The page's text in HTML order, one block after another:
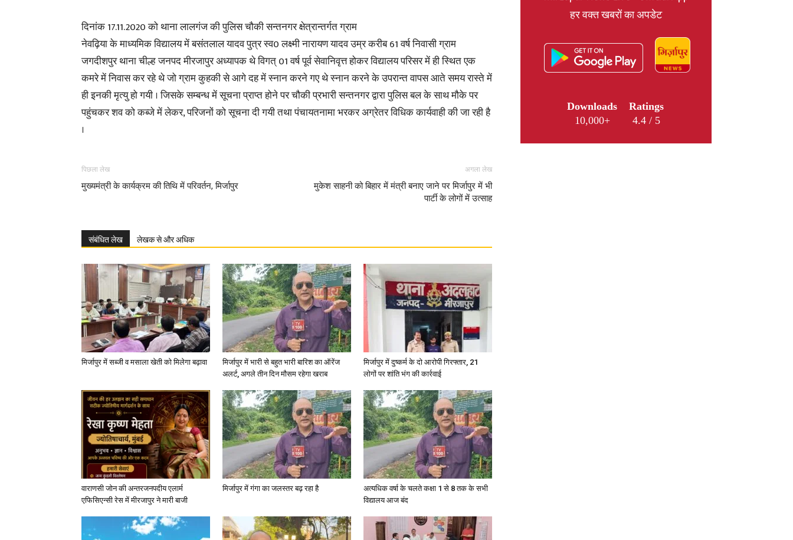
News,
in
Hindi,
Today
Hindi
दिनांक 17.11.2020 को थाना लालगंज की पुलिस चौकी सन्तनगर क्षेत्रान्तर्गत ग्राम
नेवढ़िया के माध्यमिक विद्यालय में बसंतलाल यादव पुत्र स्व0 लक्ष्मी नारायण यादव उम्र करीब 61 वर्ष निवासी ग्राम
जगदीशपुर थाना चील्ह जनपद मीरजापुर अध्यापक थे विगत् 01 वर्ष पूर्व सेवानिवृत्त होकर विद्यालय परिसर में ही स्थित एक
कमरे में निवास कर रहे थे जो ग्राम कुहकी से आगे दह में स्नान करने गए थे स्नान करने के उपरान्त वापस आते समय रास्ते में
ही इनकी मृत्यु हो गयी । जिसके सम्बन्ध में सूचना प्राप्त होने पर चौकी प्रभारी सन्तनगर द्वारा पुलिस बल के साथ मौके पर
पहुंचकर शव को कब्जे में लेकर, परिजनों को सूचना दी गयी तथा पंचायतनामा भरकर अग्रेतर विधिक कार्यवाही की जा रही है
।
पिछला लेख
मुख्यमंत्री के कार्यक्रम की तिथि में परिवर्तन, मिर्जापुर
अगला लेख
मुकेश साहनी को बिहार में मंत्री बनाए जाने पर मिर्जापुर में भी
पार्टी के लोगों में उत्साह
संबंधित लेख लेखक से और अधिक
मिर्जापुर में सब्जी व मसाला खेती को मिलेगा बढ़ावा
मिर्जापुर में भारी से बहुत भारी बारिश का ऑरेंज
अलर्ट, अगले तीन दिन मौसम रहेगा खराब
मिर्जापुर में दुष्कर्म के दो आरोपी गिरफ्तार, 21
लोगों पर शांति भंग की कार्रवाई
वाराणसी जोन की अन्तरजनपदीय एलार्म
एफिसिएन्सी रेस में मीरजापुर ने मारी बाजी
मिर्जापुर में गंगा का जलस्तर बढ़ रहा है
अत्यधिक वर्षा के चलते कक्षा 1 से 8 तक के सभी
विद्यालय आज बंद
हर वक्त खबरों का अपडेट
Downloads
10,000+
Ratings
4.4 / 5